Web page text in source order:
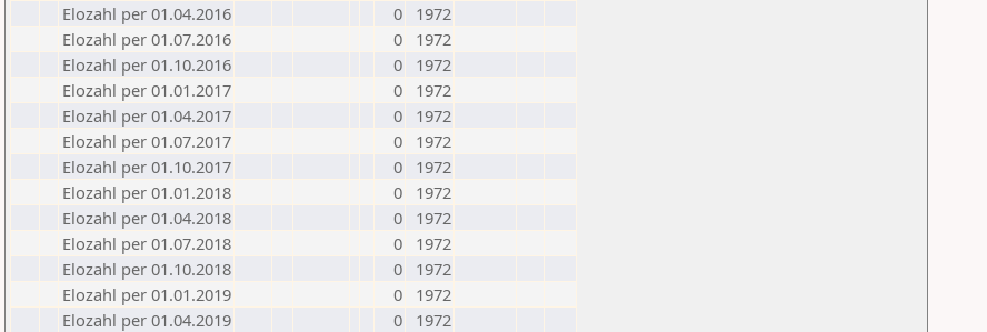
Elozahl per 01.04.2016
0
1972
Elozahl per 01.07.2016
0
1972
Elozahl per 01.10.2016
0
1972
Elozahl per 01.01.2017
0
1972
Elozahl per 01.04.2017
0
1972
Elozahl per 01.07.2017
0
1972
Elozahl per 01.10.2017
0
1972
Elozahl per 01.01.2018
0
1972
Elozahl per 01.04.2018
0
1972
Elozahl per 01.07.2018
0
1972
Elozahl per 01.10.2018
0
1972
Elozahl per 01.01.2019
0
1972
Elozahl per 01.04.2019
0
1972